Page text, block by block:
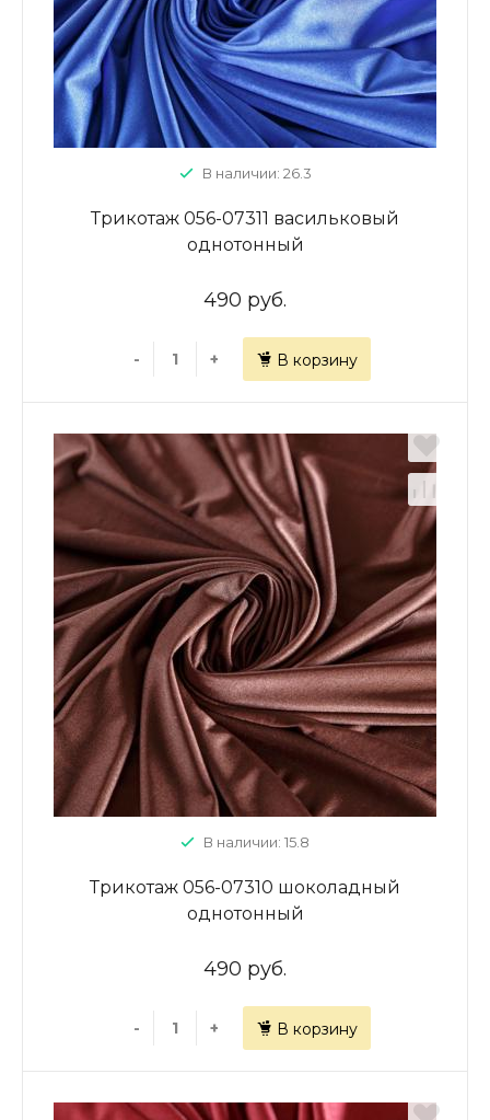
В наличии: 26.3
Трикотаж 056-07311 васильковый
однотонный
490 руб.
- + В корзину
В наличии: 15.8
Трикотаж 056-07310 шоколадный
однотонный
490 руб.
- + В корзину